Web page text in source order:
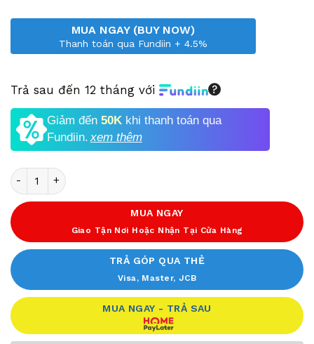
MUA NGAY (BUY NOW)
Thanh toán qua Fundiin + 4.5%
Trả sau đến 12 tháng với
Giảm đến 50K khi thanh toán qua
Fundiin.xem thêm
Số lượng
MUA NGAY
Giao Tận Nơi Hoặc Nhận Tại Cửa Hàng
TRẢ GÓP QUA THẺ
Visa, Master, JCB
MUA NGAY - TRẢ SAU